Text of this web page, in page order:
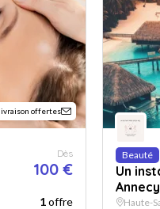
offertes
Dès
100 €
1offre
Beauté
Un
Annecy
Haute-